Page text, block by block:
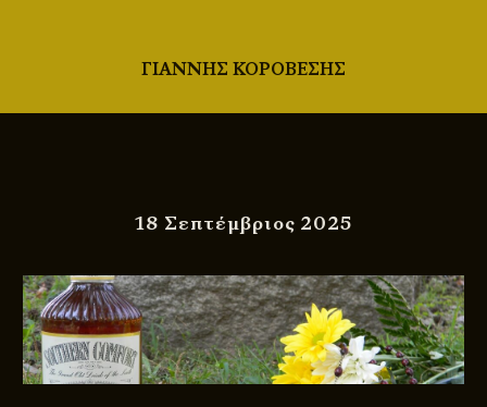
ΓΙΑΝΝΗΣ ΚΟΡΟΒΕΣΗΣ
18 Σεπτέμβριος 2025